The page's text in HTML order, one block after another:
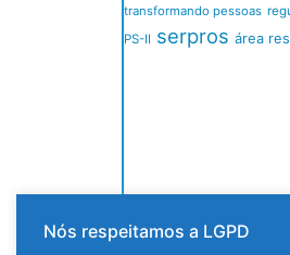
transformando pessoas
PS-II serpros área
Nós respeitamos a LGPD